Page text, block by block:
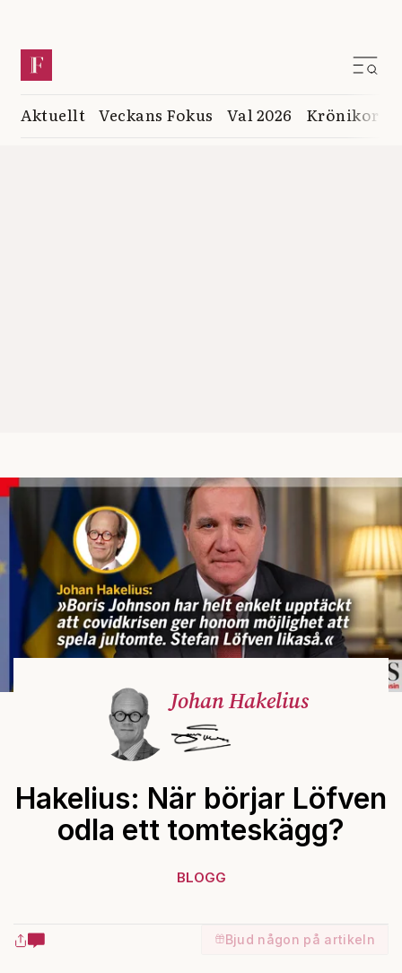
Aktuellt Veckans Fokus Val 2026 Krönikor
Johan Hakelius
Hakelius: När börjar Löfven
odla ett tomteskägg?
BLOGG
Bjud någon på artikeln